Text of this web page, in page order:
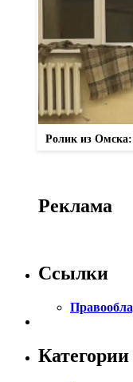
Ролик из Омска:
Реклама
Ссылки
Категории